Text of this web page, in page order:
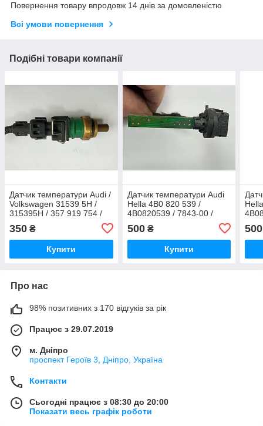
Повернення товару впродовж 14 днів за домовленістю
Всі умови повернення
Подібні товари компанії
Датчик температури Audi /
Volkswagen 31539 5H /
315395H / 357 919 754 /
350 ₴
Купити
Датчик температури Audi
Hella 4B0 820 539 /
4B0820539 / 7843-00 /
500₴
Купити
500
Про нас
98% позитивних з 170 відгуків за рік
Працює з 29.07.2019
м. Дніпро
проспект Героїв 3, Дніпро, Україна
Контакти
Сьогодні працює з 08:30 до 20:00
Показати весь графік роботи